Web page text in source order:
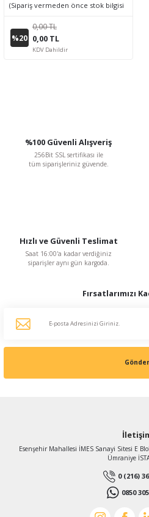
(Sipariş vermeden önce stok bilgisi
%20
0,00 TL
0,00 TL
KDV Dahildir
%100 Güvenli Alışveriş
256Bit SSL sertifikası ile
tüm siparişleriniz güvende.
Hızlı ve Güvenli Teslimat
Saat 16:00'a kadar verdiğiniz
siparişler aynı gün kargoda.
Fırsatlarımızı
Gönder
Esenşehir Mahallesi İMES Sanayi Sitesi E
Ümraniye
0 (216)
0850